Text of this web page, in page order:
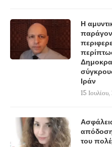
Η
Ιράν
15
απόδοση
του